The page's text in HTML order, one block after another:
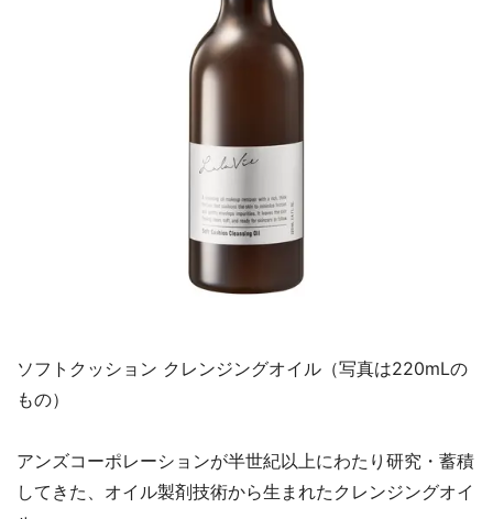
ソフトクッション クレンジングオイル（写真は220mLの
もの）
アンズコーポレーションが半世紀以上にわたり研究・蓄積
してきた、オイル製剤技術から生まれたクレンジングオイ